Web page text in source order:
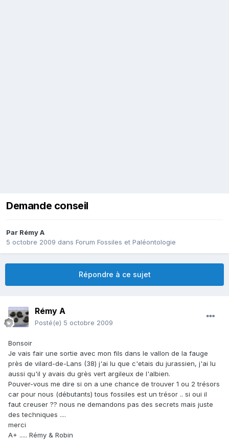
Demande conseil
Par Rémy A
5 octobre 2009 dans Forum Fossiles et Paléontologie
Répondre à ce sujet
Rémy A
Posté(e) 5 octobre 2009
Bonsoir
Je vais fair une sortie avec mon fils dans le vallon de la fauge
près de vilard-de-Lans (38) j'ai lu que c'etais du jurassien, j'ai lu
aussi qu'il y avais du grès vert argileux de l'albien.
Pouver-vous me dire si on a une chance de trouver 1 ou 2 trésors
car pour nous (débutants) tous fossiles est un trésor .. si oui il
faut creuser ?? nous ne demandons pas des secrets mais juste
des techniques ....
merci
A+ ..... Rémy & Robin